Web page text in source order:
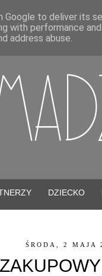
DZIECKO
ŚRODA, 2 MAJA
to deliver its
with performance
address abuse.